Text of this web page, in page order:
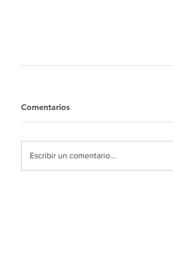
Comentarios
Escribir un comentario...